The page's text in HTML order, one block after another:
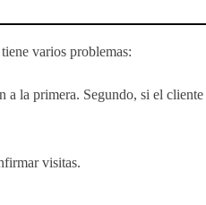
varios problemas:
la primera. Segundo, si el
visitas.